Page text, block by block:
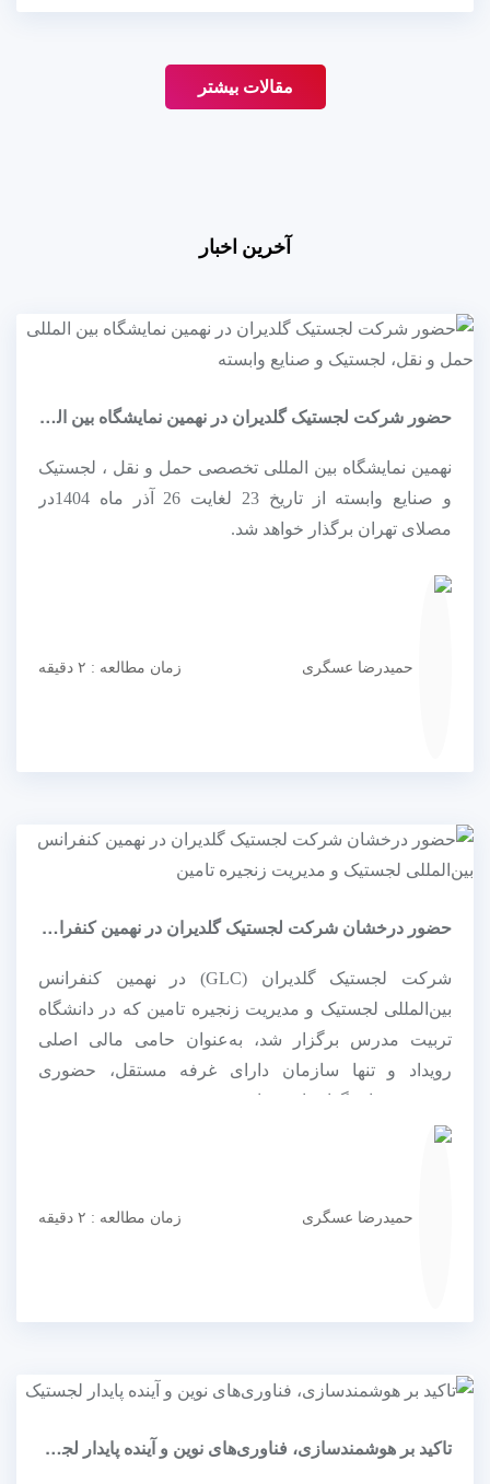
مقالات بیشتر
آخرین اخبار
حضور شرکت لجستیک گلدیران در نهمین نمایشگاه بین المللی حمل و نقل، لجستیک...
نهمین نمایشگاه بین المللی تخصصی حمل و نقل ، لجستیک
و صنایع وابسته از تاریخ 23 لغایت 26 آذر ماه 1404در
مصلای تهران برگذار خواهد شد.
حمیدرضا عسگری زمان مطالعه : ۲ دقیقه
حضور درخشان شرکت لجستیک گلدیران در نهمین کنفرانس بین‌المللی لجستیک...
شرکت لجستیک گلدیران (GLC) در نهمین کنفرانس
بین‌المللی لجستیک و مدیریت زنجیره تامین که در دانشگاه
تربیت مدرس برگزار شد، به‌عنوان حامی مالی اصلی
رویداد و تنها سازمان دارای غرفه مستقل، حضوری
برجسته و تاثیرگذار داشت. این...
حمیدرضا عسگری زمان مطالعه : ۲ دقیقه
تاکید بر هوشمندسازی، فناوری‌های نوین و آینده پایدار لجستیک